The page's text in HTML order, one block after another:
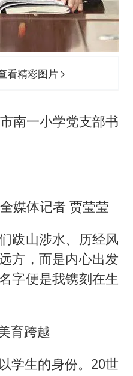
看精彩图片
南一小学党支部书
媒体记者 贾莹莹
跋山涉水、历经风
方，而是内心出发
字便是我镌刻在生
育跨越
学生的身份。20世